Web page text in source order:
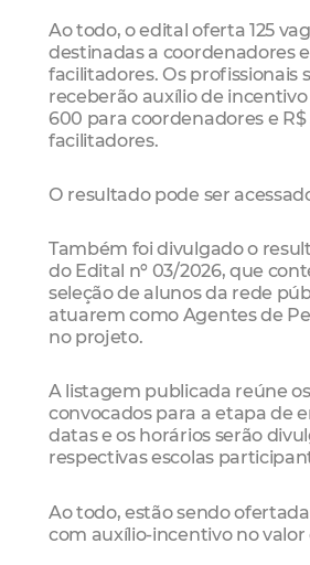
Ao todo, o edital oferta 125
destinadas a coordenadores
facilitadores. Os profissionais
receberão auxílio de
600 para coordenadores e
facilitadores.
O resultado pode ser
Também foi divulgado o
do Edital nº 03/2026, que
seleção de alunos da rede
atuarem como Agentes de
no projeto.
A listagem publicada reúne
convocados para a etapa de
datas e os horários serão
respectivas escolas
Ao todo, estão sendo
com auxílio-incentivo no valor